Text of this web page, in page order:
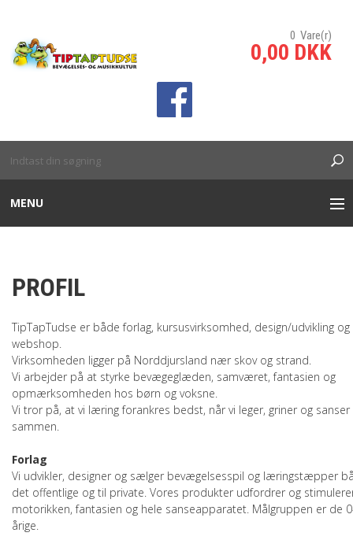
0 Vare(r)
0,00 DKK
MENU
INTERAKTIV VÆG/SKILLEVÆG
BANKO SPIL
GULVBRIKKER
LEGETÆPPER
FORSIDE
VIDEO
PROFIL
TipTapTudse er både forlag, kursusvirksomhed, design/udvikling og
webshop.
Virksomheden ligger på Norddjursland nær skov og strand.
Vi arbejder på at styrke bevægeglæden, samværet, fantasien og
opmærksomheden hos børn og voksne.
Vi tror på, at vi læring forankres bedst, når vi leger, griner og sanser
sammen.
Forlag
Vi udvikler, designer og sælger bevægelsesspil og læringstæpper
det offentlige og til private. Vores produkter udfordrer og
motorikken, fantasien og hele sanseapparatet. Målgruppen er de
årige.